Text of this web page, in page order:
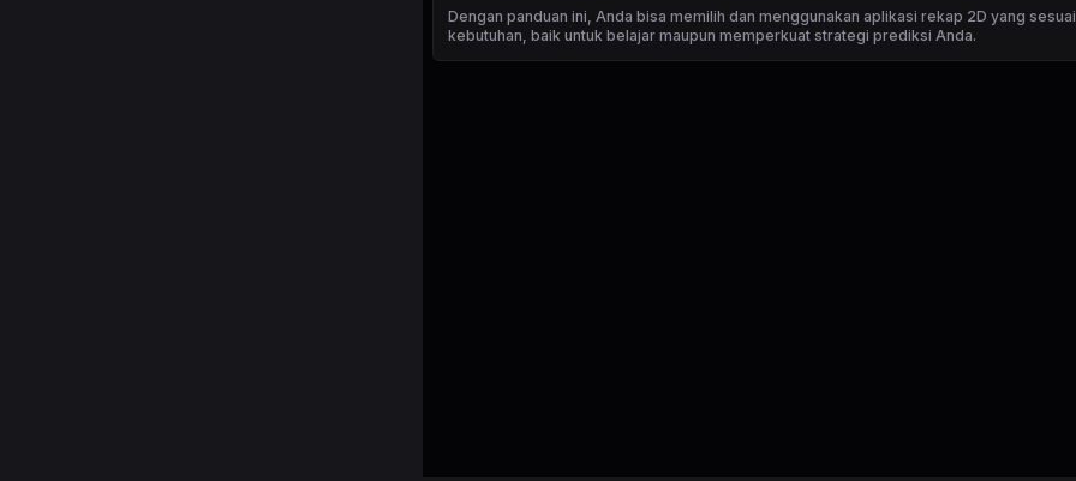
Dengan panduan ini, Anda bisa memilih dan menggunakan aplikasi rekap 2D yang
kebutuhan, baik untuk belajar maupun memperkuat strategi prediksi Anda.